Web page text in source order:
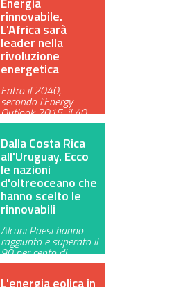
rinnovabile.
L'Africa sarà
leader nella
rivoluzione
energetica
Entro il 2040,
secondo l'Energy
Outlook 2015, il 40
per cento dell'ene…
Dalla Costa Rica
all'Uruguay. Ecco
le nazioni
d'oltreoceano che
hanno scelto le
rinnovabili
Alcuni Paesi hanno
raggiunto e superato il
90 per cento di
produzione …
L'energia eolica in